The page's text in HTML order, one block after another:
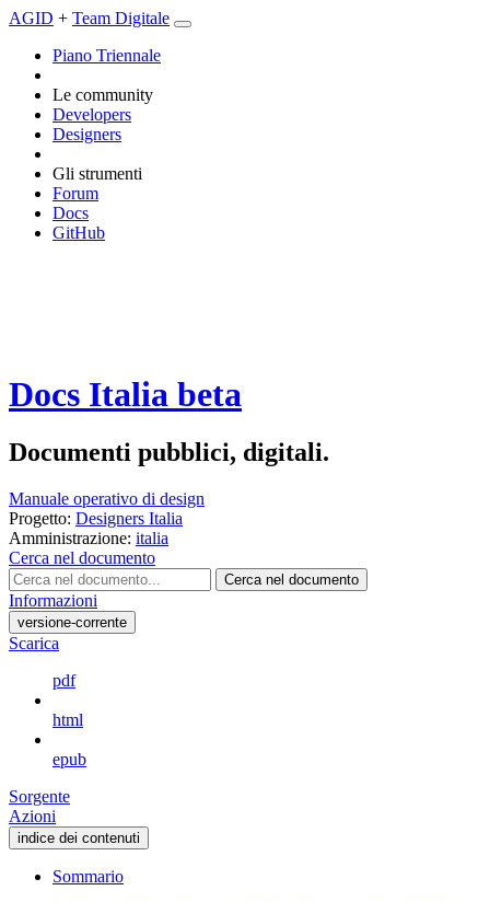
AGID + Team Digitale
Piano Triennale
Le community
Developers
Designers
Gli strumenti
Forum
Docs
GitHub
Docs Italia beta
Documenti pubblici, digitali.
Manuale operativo di design
Progetto: Designers Italia
Amministrazione: italia
Cerca nel documento
Cerca nel documento
Informazioni
versione-corrente
Scarica
pdf
html
epub
Sorgente
Azioni
indice dei contenuti
Sommario